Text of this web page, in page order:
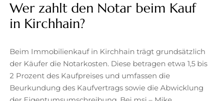
Wer zahlt den Notar beim Kauf
in Kirchhain?
Beim Immobilienkauf in Kirchhain trägt grundsätzlich
der Käufer die Notarkosten. Diese betragen etwa 1,5 bis
2 Prozent des Kaufpreises und umfassen die
Beurkundung des Kaufvertrags sowie die Abwicklung